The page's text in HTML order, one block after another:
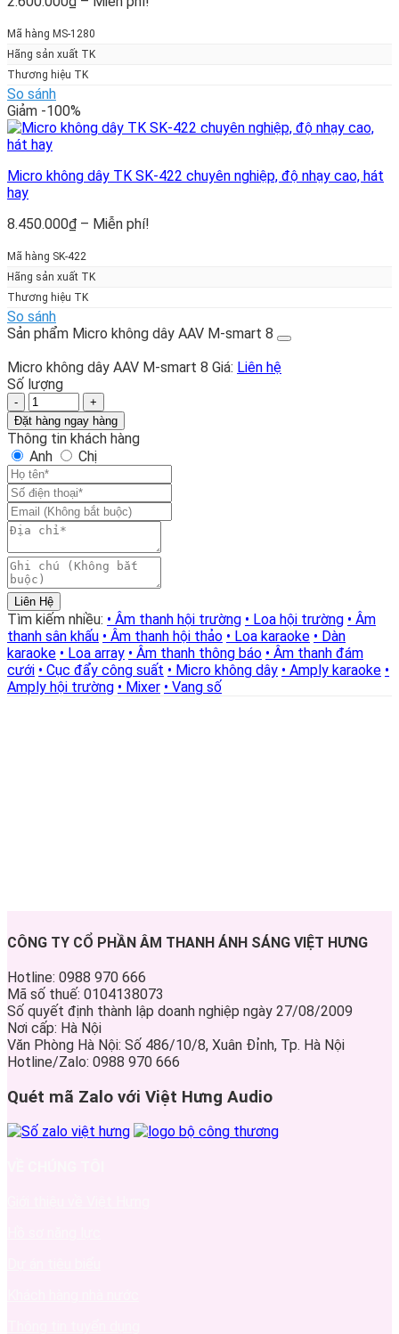
Mã hàng MS-1280
Hãng sản xuất TK
Thương hiệu TK
So sánh
Giảm -100%
Micro không dây TK SK-422 chuyên nghiệp, độ nhạy cao, hát
hay
8.450.000₫ – Miễn phí!
phí!
Mã hàng SK-422
Hãng sản xuất TK
Thương hiệu TK
So sánh
Sản phẩm Micro không dây AAV M-smart 8
Micro không dây AAV M-smart 8 Giá: Liên hệ
Số lượng
Micro
không
dây
AAV
M-
smart
8
số
lượng
Đặt hàng ngay hàng
Thông tin khách hàng
Anh
Chị
Liên Hệ
Tìm kiếm nhiều: • Âm thanh hội trường • Loa hội trường • Âm
thanh sân khấu • Âm thanh hội thảo • Loa karaoke • Dàn
karaoke • Loa array • Âm thanh thông báo • Âm thanh đám
cưới • Cục đẩy công suất • Micro không dây • Amply karaoke •
Amply hội trường • Mixer • Vang số
CÔNG TY CỔ PHẦN ÂM THANH ÁNH SÁNG VIỆT HƯNG
Hotline: 0988 970 666
Mã số thuế: 0104138073
Số quyết định thành lập doanh nghiệp ngày 27/08/2009
Nơi cấp: Hà Nội
Văn Phòng Hà Nội: Số 486/10/8, Xuân Đỉnh, Tp. Hà Nội
Hotline/Zalo: 0988 970 666
Quét mã Zalo với Việt Hưng Audio